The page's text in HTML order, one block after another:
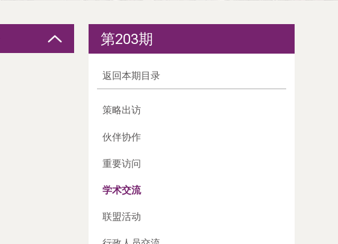
第203期
返回本期目录
策略出访
伙伴协作
重要访问
学术交流
联盟活动